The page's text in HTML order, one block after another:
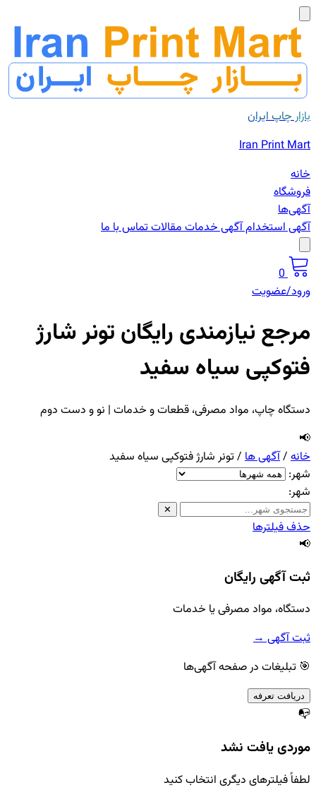
بازار چاپ ایران
Iran Print Mart
خانه
فروشگاه
آگهی‌ها
آگهی استخدامآگهی خدماتمقالاتتماس با ما
0
ورود/عضویت
مرجع نیازمندی رایگان تونر شارژ
فتوکپی سیاه سفید
دستگاه چاپ، مواد مصرفی، قطعات و خدمات | نو و دست دوم
📢
خانه /آگهی ها /تونر شارژ فتوکپی سیاه سفید
شهر:
شهر:
✕
حذف فیلترها
📢
ثبت آگهی رایگان
دستگاه، مواد مصرفی یا خدمات
ثبت آگهی →
🎯 تبلیغات در صفحه آگهی‌ها
دریافت تعرفه
📭
موردی یافت نشد
لطفاً فیلترهای دیگری انتخاب کنید